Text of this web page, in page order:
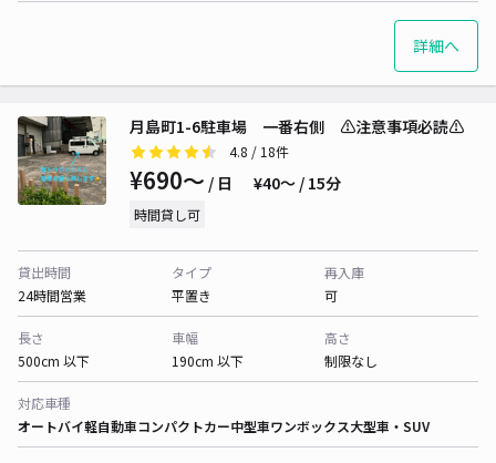
詳細へ
月島町1-6駐車場 一番右側 ⚠️注意事項必読⚠️
4.8 / 18件
¥690〜 / 日 ¥40〜 / 15分
時間貸し可
貸出時間
24時間営業
タイプ
平置き
再入庫
可
長さ
500cm 以下
車幅
190cm 以下
高さ
制限なし
対応車種
オートバイ軽自動車コンパクトカー中型車ワンボックス大型車・SUV